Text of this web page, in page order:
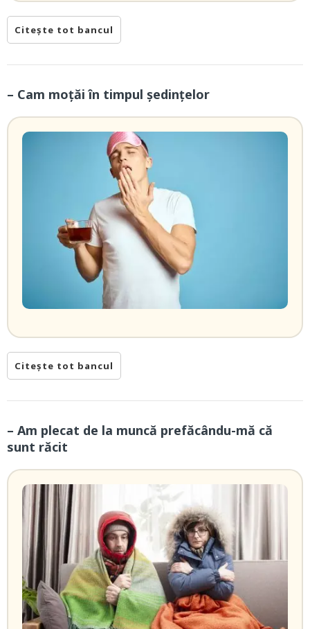
Citește tot bancul
– Cam moţăi în timpul şedinţelor
Citește tot bancul
– Am plecat de la muncă prefăcându-mă că
sunt răcit